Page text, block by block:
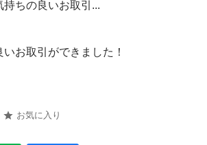
持ちの良いお取引...
お取引ができました！
お気に入り